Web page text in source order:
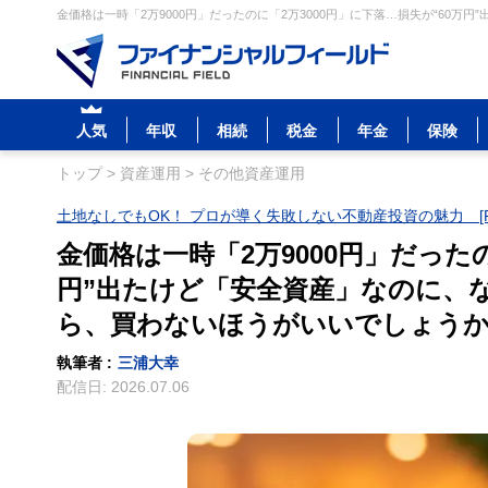
金価格は一時「2万9000円」だったのに「2万3000円」に下落…損失が“60万円
人気 年収 相続 税金 年金 保険
トップ> 資産運用 > その他資産運用
土地なしでもOK！ プロが導く失敗しない不動産投資の魅力
金価格は一時「2万9000円」だっ
円”出たけど「安全資産」なのに
ら、買わないほうがいいでしょう
執筆者 : 三浦大幸
配信日: 2026.07.06